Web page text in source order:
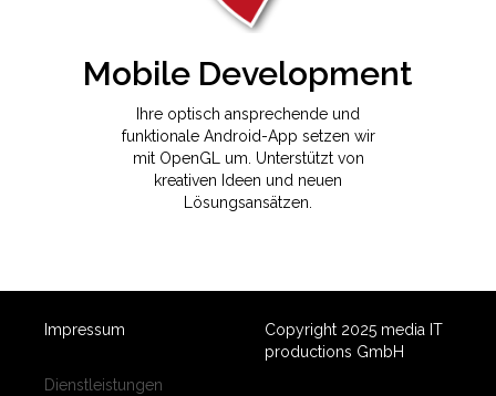
Mobile Development
Ihre optisch ansprechende und
funktionale Android-App setzen wir
mit OpenGL um. Unterstützt von
kreativen Ideen und neuen
Lösungsansätzen.
Impressum
Dienstleistungen
Copyright 2025 media IT
productions GmbH